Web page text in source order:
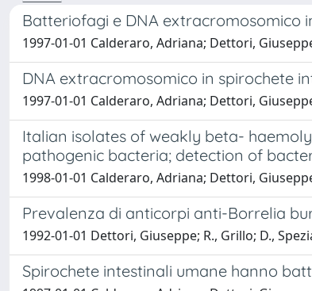
Batteriofagi e DNA extracromosomico
1997-01-01 Calderaro, Adriana; Dettori,
DNA extracromosomico in spirochete
1997-01-01 Calderaro, Adriana; Dettori,
Italian isolates of weakly beta-
pathogenic bacteria; detection of
1998-01-01 Calderaro, Adriana; Dettori,
Prevalenza di anticorpi anti-Borrelia
1992-01-01 Dettori, Giuseppe; R., Grillo; D.,
Spirochete intestinali umane hanno